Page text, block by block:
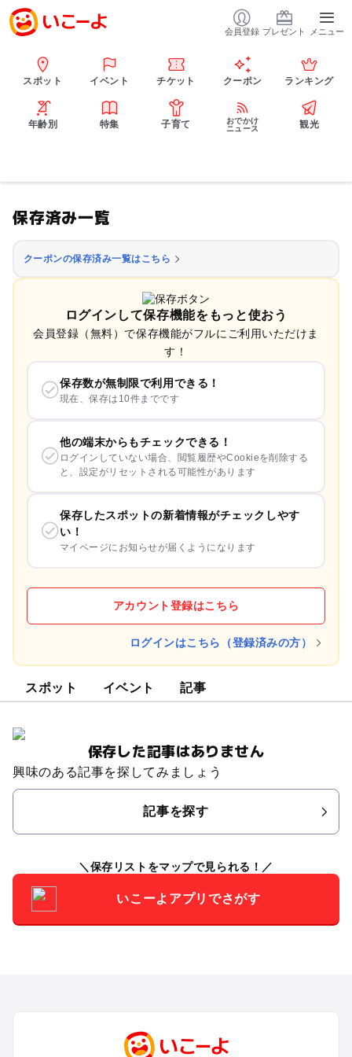
会員登録 プレゼント メニュー
スポット イベント チケット クーポン ランキング
年齢別 特集 子育て
おでかけ
ニュース
観光
保存済み一覧
クーポンの保存済み一覧はこちら
ログインして保存機能をもっと使おう
会員登録（無料）で保存機能がフルにご利用いただけま
す！
保存数が無制限で利用できる！
現在、保存は10件までです
他の端末からもチェックできる！
ログインしていない場合、閲覧履歴やCookieを削除する
と、設定がリセットされる可能性があります
保存したスポットの新着情報がチェックしやす
い！
マイページにお知らせが届くようになります
アカウント登録はこちら
ログインはこちら（登録済みの方）
スポット イベント 記事
保存した記事はありません
興味のある記事を探してみましょう
記事を探す
保存リストをマップで見られる！
いこーよアプリでさがす